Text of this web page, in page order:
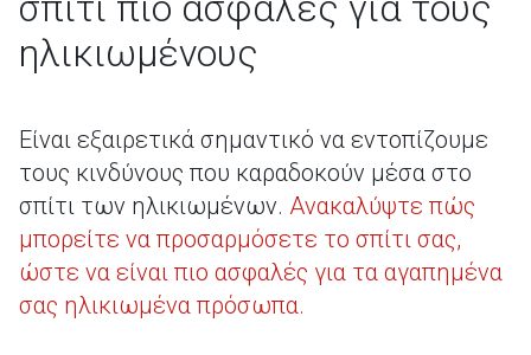
ηλικιωμένους
Είναι εξαιρετικά σημαντικό να εντοπίζουμε
τους κινδύνους που καραδοκούν μέσα στο
σπίτι των ηλικιωμένων. Ανακαλύψτε πώς
μπορείτε να προσαρμόσετε το σπίτι σας,
ώστε να είναι πιο ασφαλές για τα αγαπημένα
σας ηλικιωμένα πρόσωπα.